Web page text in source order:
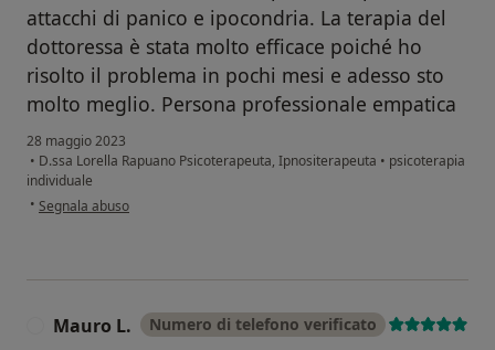
attacchi di panico e ipocondria. La terapia del
dottoressa è stata molto efficace poiché ho
risolto il problema in pochi mesi e adesso sto
molto meglio. Persona professionale empatica
28 maggio 2023
• D.ssa Lorella Rapuano Psicoterapeuta, Ipnositerapeuta • psicoterapia
individuale
• secondo l'opinione dell'utente Giordana
Segnala abuso
Mauro L. Numero di telefono verificato